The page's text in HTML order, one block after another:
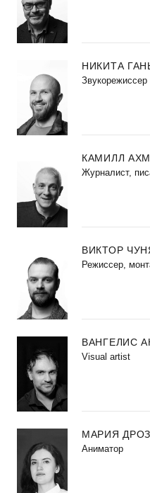
НИКИТА
Звукорежиссер
КАМИЛЛ
Журналист,
ВИКТОР
Режиссер,
ВАНГЕЛИС
Visual artist
МАРИЯ
Аниматор